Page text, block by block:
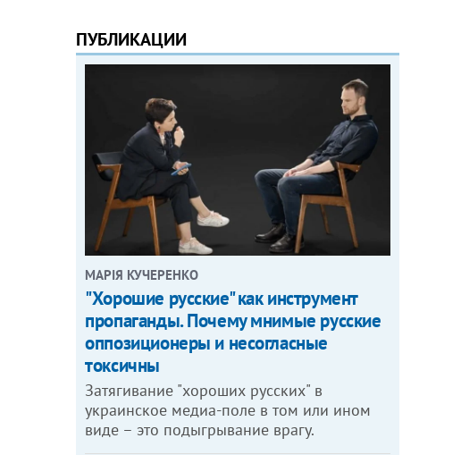
ПУБЛИКАЦИИ
МАРІЯ КУЧЕРЕНКО
"Хорошие русские" как инструмент
пропаганды. Почему мнимые русские
оппозиционеры и несогласные
токсичны
Затягивание "хороших русских" в
украинское медиа-поле в том или ином
виде – это подыгрывание врагу.